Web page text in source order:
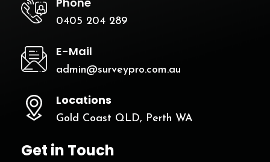
0405 204 289
E-Mail
admin@surveypro.com.au
Locations
Gold Coast QLD, Perth WA
Get in Touch